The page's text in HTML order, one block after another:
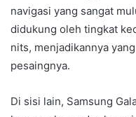
navigasi yang sangat
didukung oleh tingkat
nits, menjadikannya
pesaingnya.
Di sisi lain, Samsung